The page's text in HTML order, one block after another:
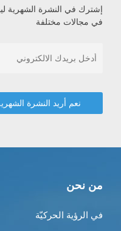
إشترك في النشرة الشهرية
في مجالات مختلفة
من نحن
في الرؤية الحركيّة